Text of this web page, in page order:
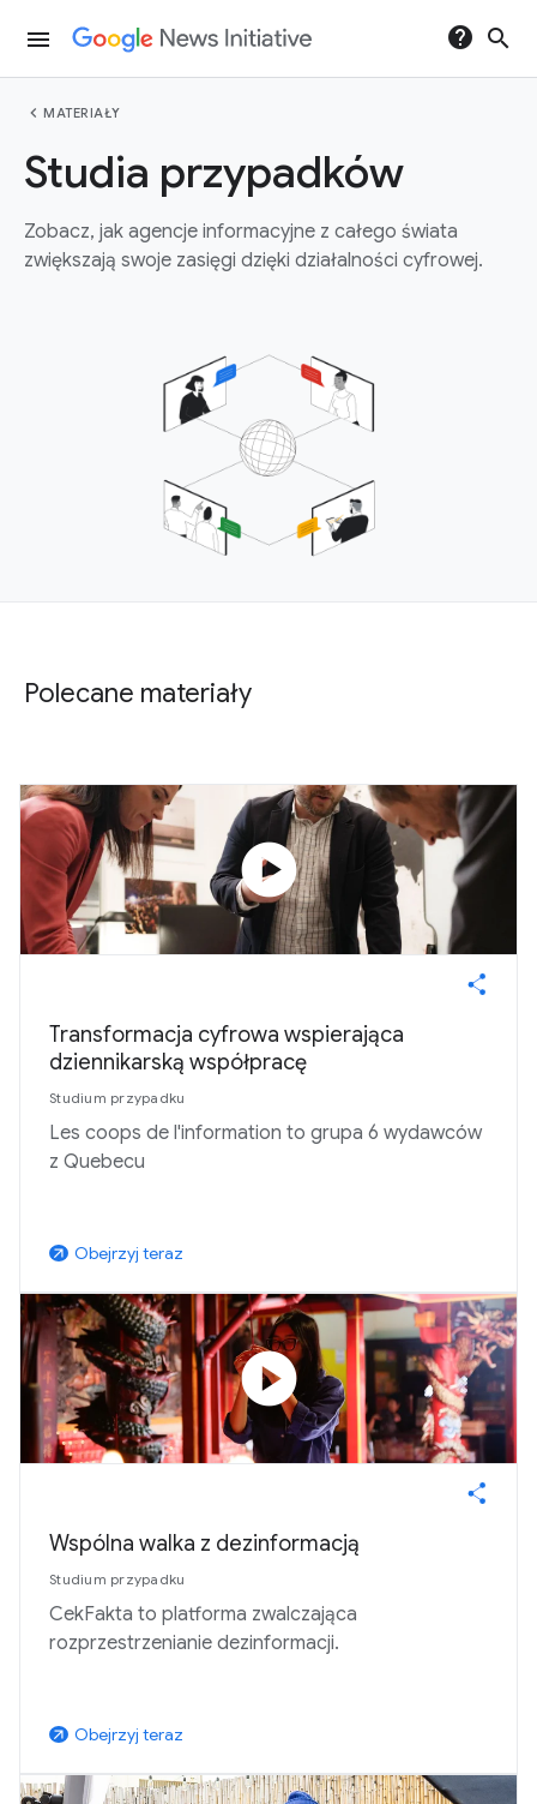
menu help search
chevron_left MATERIAŁY
Studia przypadków
Zobacz, jak agencje informacyjne z całego świata
zwiększają swoje zasięgi dzięki działalności cyfrowej.
Polecane materiały
play_circle
Transformacja cyfrowa wspierająca
dziennikarską współpracę
Studium przypadku
Les coops de l'information to grupa 6 wydawców
z Quebecu
arrow_outward Obejrzyj teraz
play_circle
Wspólna walka z dezinformacją
Studium przypadku
CekFakta to platforma zwalczająca
rozprzestrzenianie dezinformacji.
arrow_outward Obejrzyj teraz